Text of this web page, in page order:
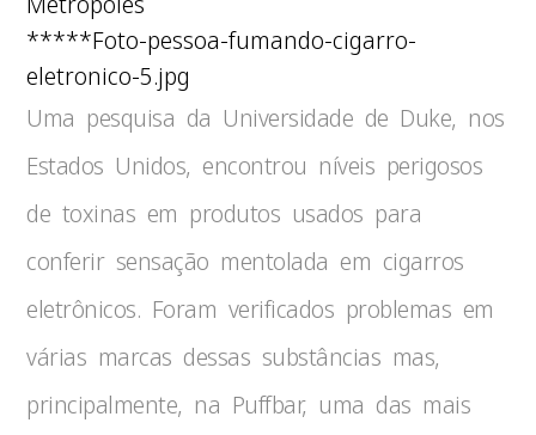
*****Foto-pessoa-fumando-cigarro-
eletronico-5.jpg
Uma pesquisa da Universidade de Duke, nos
Estados Unidos, encontrou níveis perigosos
de toxinas em produtos usados para
conferir sensação mentolada em cigarros
eletrônicos. Foram verificados problemas em
várias marcas dessas substâncias mas,
principalmente, na Puffbar, uma das mais